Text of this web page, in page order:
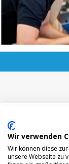
Wir verwenden
Wir können diese
unsere Webseite zu